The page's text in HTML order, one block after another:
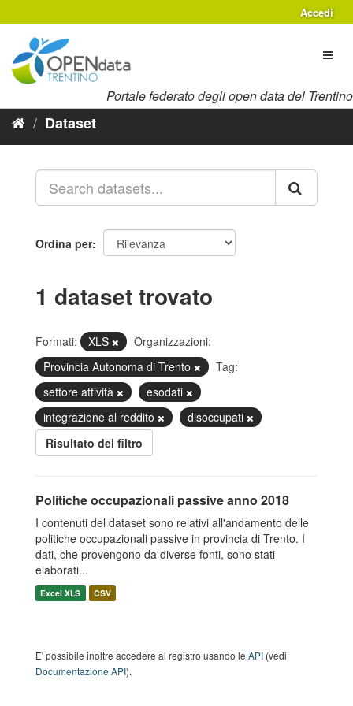
al
contenuto
Accedi
Portale federato degli open data del Trentino
Dataset
Ordina per
1 dataset trovato
Formati: XLS
Organizzazioni:
Provincia Autonoma di Trento
Tag:
settore attività
esodati
integrazione al reddito
disoccupati
Risultato del filtro
Politiche occupazionali passive anno 2018
I contenuti del dataset sono relativi all'andamento delle
politiche occupazionali passive in provincia di Trento. I
dati, che provengono da diverse fonti, sono stati
elaborati...
Excel XLS CSV
E' possibile inoltre accedere al registro usando le API (vedi
Documentazione API).